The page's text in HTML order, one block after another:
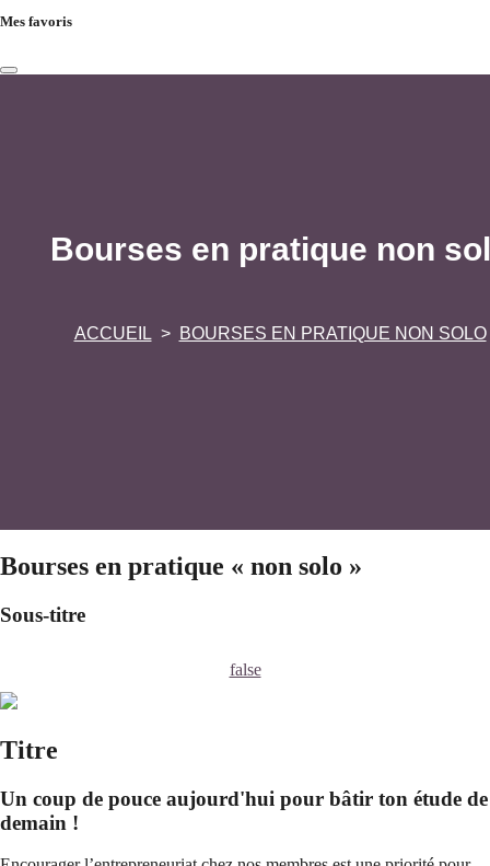
Mes favoris
Bourses en pratique non
ACCUEIL BOURSES EN PRATIQUE NON SOLO
Bourses en pratique « non solo »
Sous-titre
false
Titre
Un coup de pouce aujourd'hui pour bâtir ton étude de
demain !